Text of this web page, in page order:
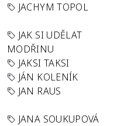
JACHYM TOPOL
JAK SI UDĚLAT
MODŘINU
JAKSI TAKSI
JÁN KOLENÍK
JAN RAUS
JANA SOUKUPOVÁ